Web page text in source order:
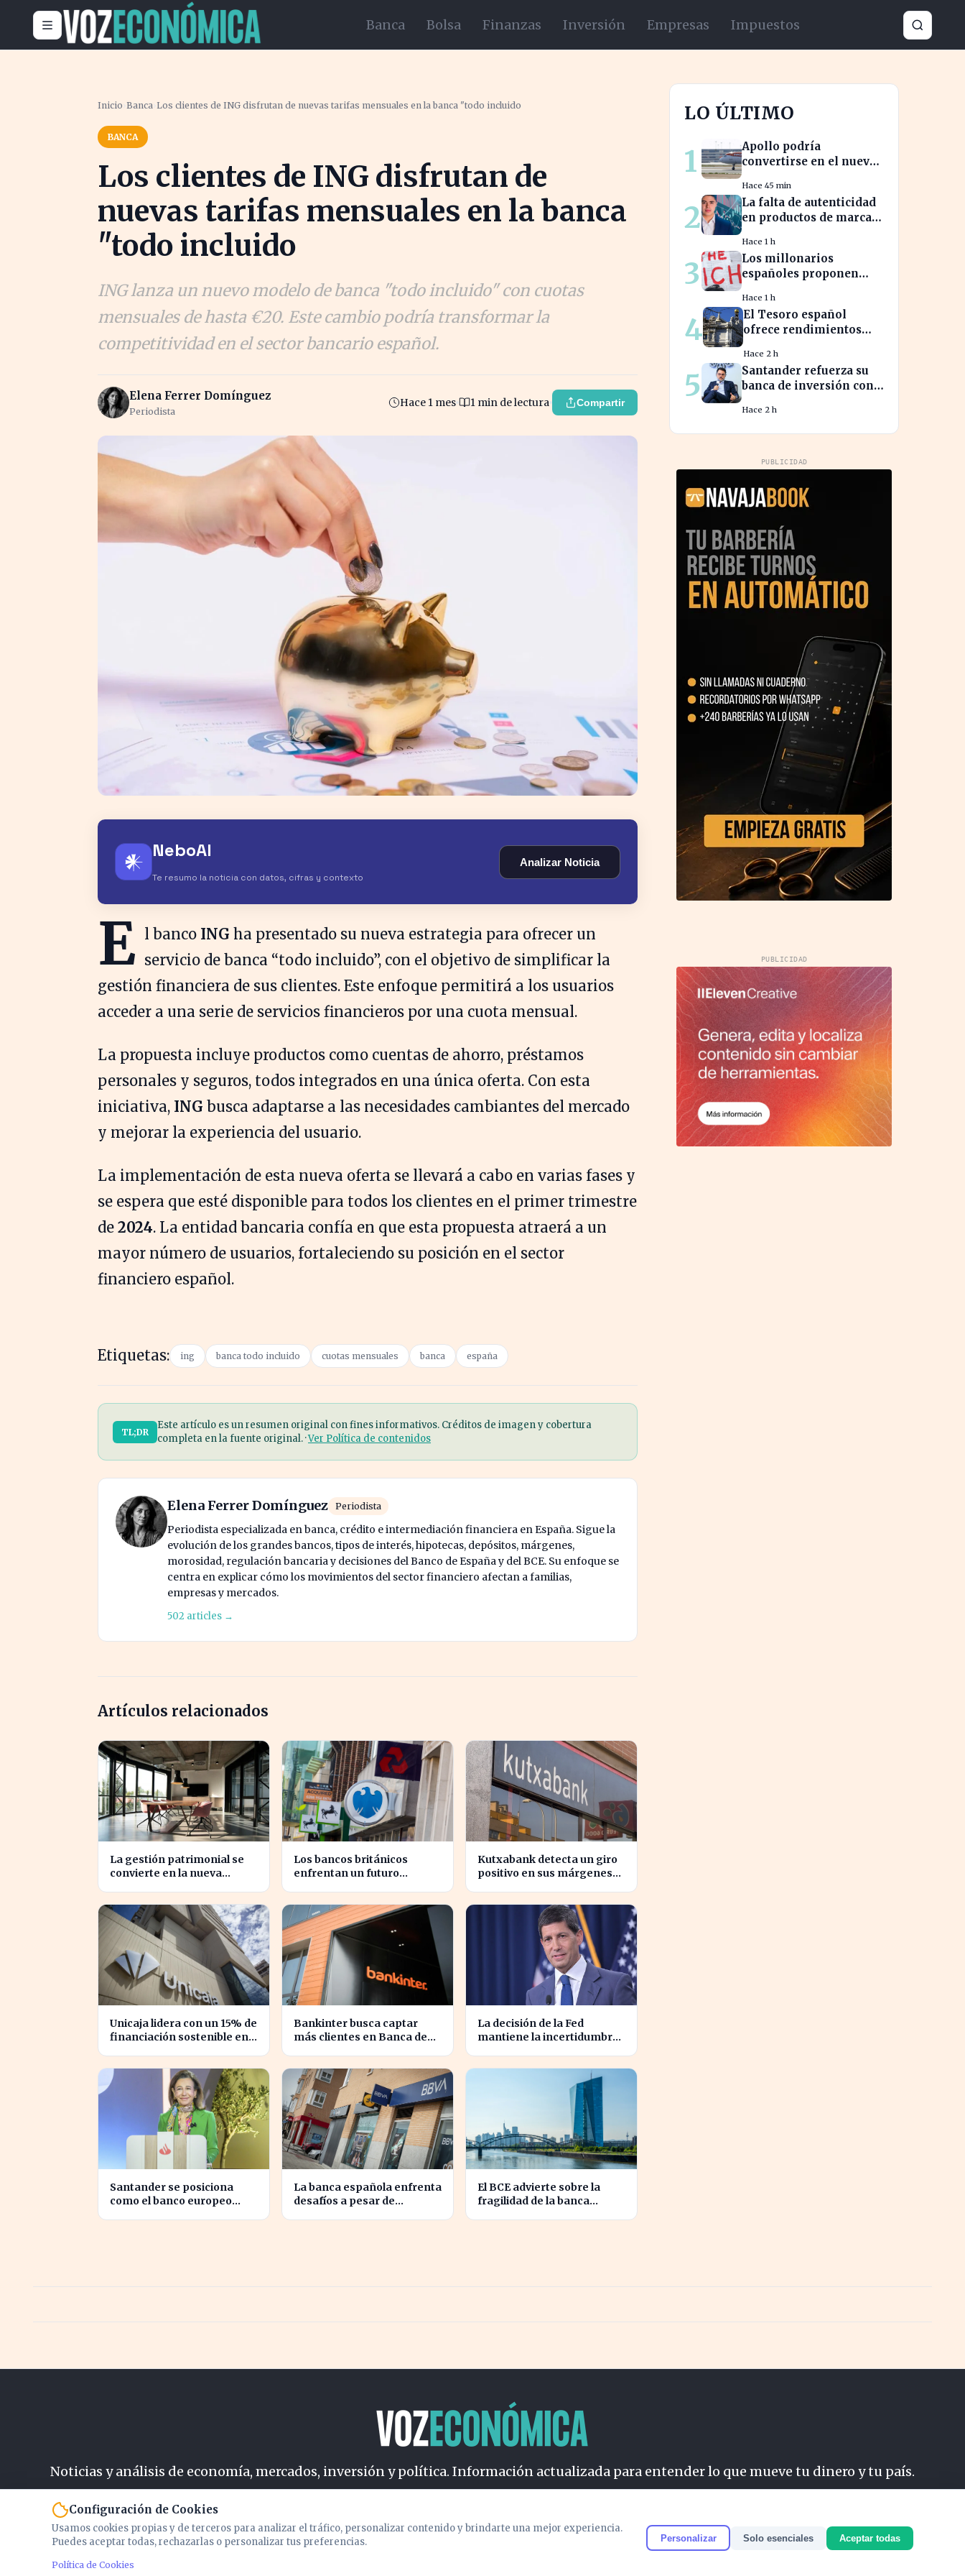
Banca Bolsa Finanzas Inversión Empresas Impuestos
Inicio ›Banca›Los clientes de ING disfrutan de nuevas tarifas mensuales en la banca "todo incluido
BANCA
Los clientes de ING disfrutan de
nuevas tarifas mensuales en la banca
"todo incluido
ING lanza un nuevo modelo de banca "todo incluido" con cuotas
mensuales de hasta €20. Este cambio podría transformar la
competitividad en el sector bancario español.
Elena Ferrer Domínguez
Periodista
Hace 1 mes 1 min de lectura Compartir
𒀭 NeboAI
Te resumo la noticia con datos, cifras y contexto
Analizar Noticia
E l banco ING ha presentado su nueva estrategia para ofrecer un
servicio de banca “todo incluido”, con el objetivo de simplificar la
gestión financiera de sus clientes. Este enfoque permitirá a los usuarios
acceder a una serie de servicios financieros por una cuota mensual.
La propuesta incluye productos como cuentas de ahorro, préstamos
personales y seguros, todos integrados en una única oferta. Con esta
iniciativa, ING busca adaptarse a las necesidades cambiantes del mercado
y mejorar la experiencia del usuario.
La implementación de esta nueva oferta se llevará a cabo en varias fases y
se espera que esté disponible para todos los clientes en el primer trimestre
de 2024. La entidad bancaria confía en que esta propuesta atraerá a un
mayor número de usuarios, fortaleciendo su posición en el sector
financiero español.
Etiquetas: ing banca todo incluido cuotas mensuales banca españa
TL;DR
Este artículo es un resumen original con fines informativos. Créditos de imagen y cobertura
completa en la fuente original. ·Ver Política de contenidos
Elena Ferrer Domínguez Periodista
Periodista especializada en banca, crédito e intermediación financiera en España. Sigue la
evolución de los grandes bancos, tipos de interés, hipotecas, depósitos, márgenes,
morosidad, regulación bancaria y decisiones del Banco de España y del BCE. Su enfoque se
centra en explicar cómo los movimientos del sector financiero afectan a familias,
empresas y mercados.
502 articles →
Artículos relacionados
La gestión patrimonial se
convierte en la nueva
Los bancos británicos
enfrentan un futuro
Kutxabank detecta un giro
positivo en sus márgenes
Unicaja lidera con un 15% de
financiación sostenible en
Bankinter busca captar
más clientes en Banca de
La decisión de la Fed
mantiene la incertidumbre
Santander se posiciona
como el banco europeo
La banca española enfrenta
desafíos a pesar de
El BCE advierte sobre la
fragilidad de la banca
LO ÚLTIMO
1
Apollo podría
convertirse en el nuevo
retirada de Castlelake
Hace 45 min
2
La falta de autenticidad
en productos de marca
consumidores en
España
Hace 1 h
3
Los millonarios
españoles proponen
para reducir la
desigualdad económica
Hace 1 h
4
El Tesoro español
ofrece rendimientos
bonos a largo plazo
Hace 2 h
5
Santander refuerza su
banca de inversión con
UBS en Brasil
Hace 2 h
PUBLICIDAD
PUBLICIDAD
Noticias y análisis de economía, mercados, inversión y política. Información actualizada para entender lo que mueve tu dinero y tu país.
Configuración de Cookies
Usamos cookies propias y de terceros para analizar el tráfico, personalizar contenido y brindarte una mejor experiencia.
Puedes aceptar todas, rechazarlas o personalizar tus preferencias.
Política de Cookies
Personalizar Solo esenciales Aceptar todas